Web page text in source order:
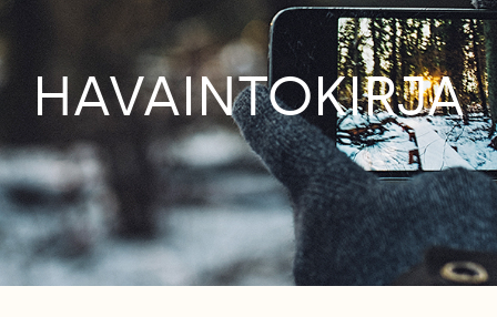
HAVAINTOKIRJA